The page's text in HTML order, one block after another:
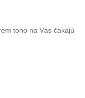
toho na Vás čakajú